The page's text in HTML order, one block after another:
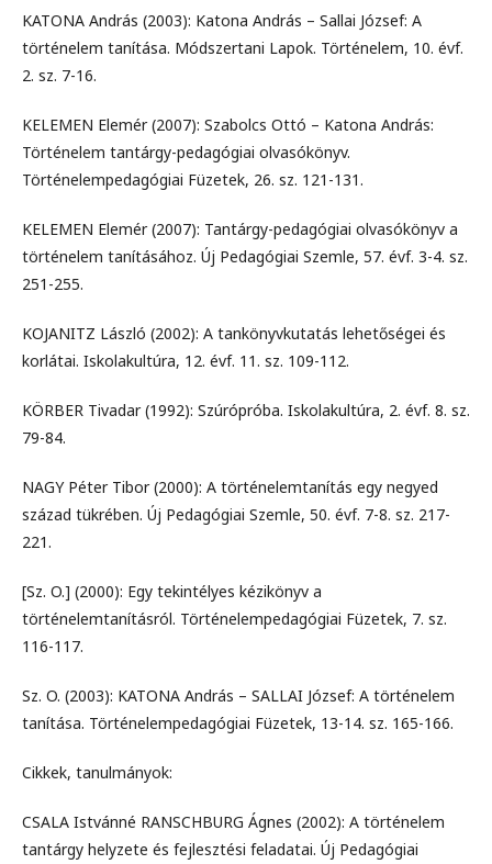
KATONA András (2003): Katona András – Sallai József: A
történelem tanítása. Módszertani Lapok. Történelem, 10. évf.
2. sz. 7-16.
KELEMEN Elemér (2007): Szabolcs Ottó – Katona András:
Történelem tantárgy-pedagógiai olvasókönyv.
Történelempedagógiai Füzetek, 26. sz. 121-131.
KELEMEN Elemér (2007): Tantárgy-pedagógiai olvasókönyv a
történelem tanításához. Új Pedagógiai Szemle, 57. évf. 3-4. sz.
251-255.
KOJANITZ László (2002): A tankönyvkutatás lehetőségei és
korlátai. Iskolakultúra, 12. évf. 11. sz. 109-112.
KÖRBER Tivadar (1992): Szúrópróba. Iskolakultúra, 2. évf. 8. sz.
79-84.
NAGY Péter Tibor (2000): A történelemtanítás egy negyed
század tükrében. Új Pedagógiai Szemle, 50. évf. 7-8. sz. 217-
221.
[Sz. O.] (2000): Egy tekintélyes kézikönyv a
történelemtanításról. Történelempedagógiai Füzetek, 7. sz.
116-117.
Sz. O. (2003): KATONA András – SALLAI József: A történelem
tanítása. Történelempedagógiai Füzetek, 13-14. sz. 165-166.
Cikkek, tanulmányok:
CSALA Istvánné RANSCHBURG Ágnes (2002): A történelem
tantárgy helyzete és fejlesztési feladatai. Új Pedagógiai